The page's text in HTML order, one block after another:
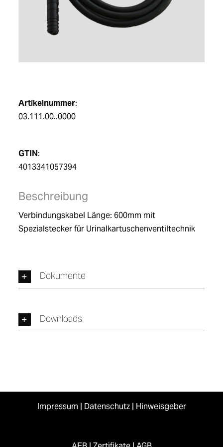
Artikelnummer:
03.111.00..0000
GTIN:
4013341057394
Beschreibung
Verbindungskabel Länge: 600mm mit
Spezialstecker für Urinalkartuschenventiltechnik
Dokumente
Downloads
Impressum | Datenschutz| Hinweisgeber